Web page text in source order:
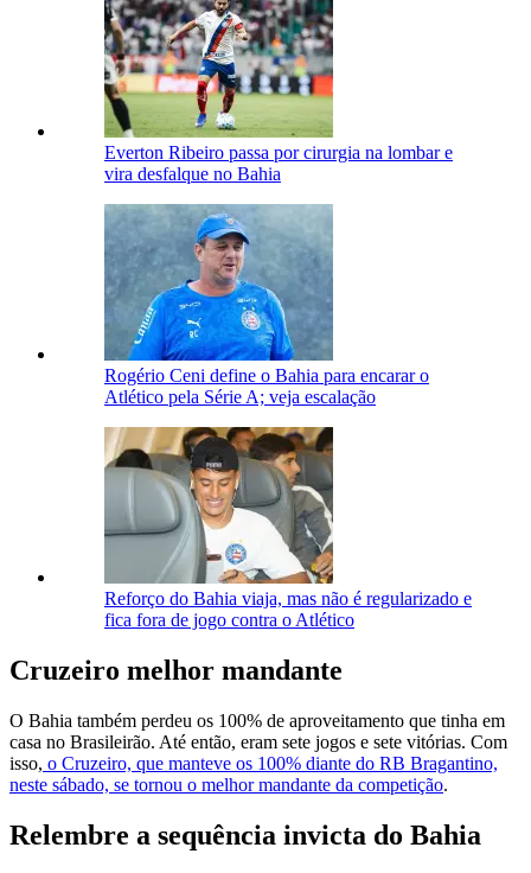
Everton Ribeiro passa por cirurgia na lombar e
vira desfalque no Bahia
Rogério Ceni define o Bahia para encarar o
Atlético pela Série A; veja escalação
Reforço do Bahia viaja, mas não é regularizado e
fica fora de jogo contra o Atlético
Cruzeiro melhor mandante
O Bahia também perdeu os 100% de aproveitamento que tinha em
casa no Brasileirão. Até então, eram sete jogos e sete vitórias. Com
isso, o Cruzeiro, que manteve os 100% diante do RB Bragantino,
neste sábado, se tornou o melhor mandante da competição.
Relembre a sequência invicta do Bahia